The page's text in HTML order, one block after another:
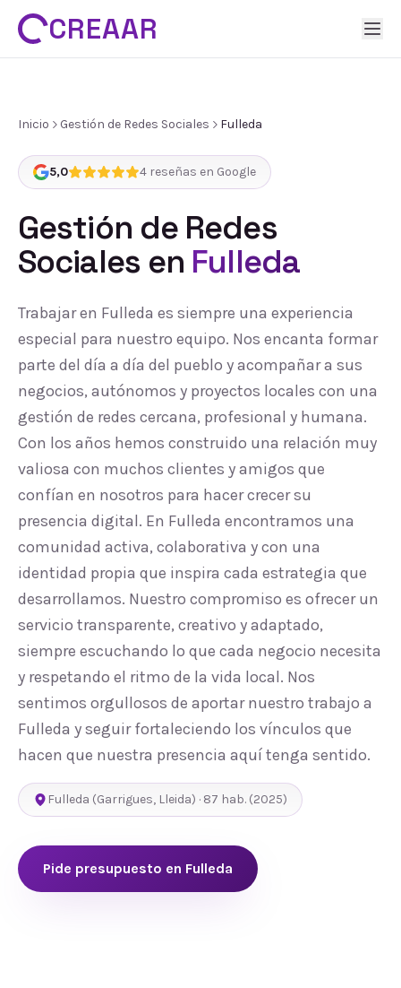
CREAAR
Inicio Gestión de Redes Sociales Fulleda
5,0 4 reseñas en Google
Gestión de Redes
Sociales en Fulleda
Trabajar en Fulleda es siempre una experiencia
especial para nuestro equipo. Nos encanta formar
parte del día a día del pueblo y acompañar a sus
negocios, autónomos y proyectos locales con una
gestión de redes cercana, profesional y humana.
Con los años hemos construido una relación muy
valiosa con muchos clientes y amigos que
confían en nosotros para hacer crecer su
presencia digital. En Fulleda encontramos una
comunidad activa, colaborativa y con una
identidad propia que inspira cada estrategia que
desarrollamos. Nuestro compromiso es ofrecer un
servicio transparente, creativo y adaptado,
siempre escuchando lo que cada negocio necesita
y respetando el ritmo de la vida local. Nos
sentimos orgullosos de aportar nuestro trabajo a
Fulleda y seguir fortaleciendo los vínculos que
hacen que nuestra presencia aquí tenga sentido.
Fulleda (Garrigues, Lleida) · 87 hab. (2025)
Pide presupuesto en Fulleda